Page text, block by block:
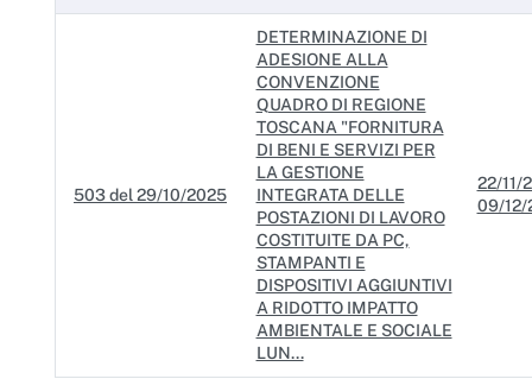
503 del 29/10/2025
DETERMINAZIONE DI
ADESIONE ALLA
CONVENZIONE
QUADRO DI REGIONE
TOSCANA "FORNITURA
DI BENI E SERVIZI PER
LA GESTIONE
INTEGRATA DELLE
POSTAZIONI DI LAVORO
COSTITUITE DA PC,
STAMPANTI E
DISPOSITIVI AGGIUNTIVI
A RIDOTTO IMPATTO
AMBIENTALE E SOCIALE
LUN...
22/11/
09/12/